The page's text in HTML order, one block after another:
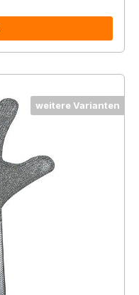
weitere Varianten